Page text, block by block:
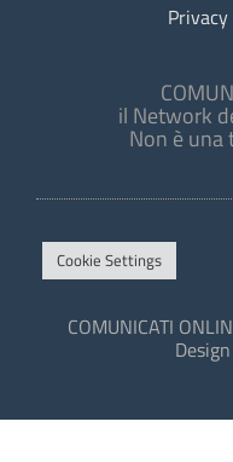
il Network
Non è una
Cookie Settings
COMUNICATI